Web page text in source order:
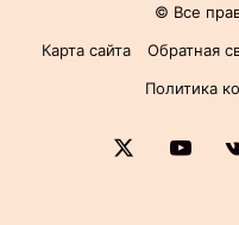
© Все
Карта сайта
Обратная
Политика